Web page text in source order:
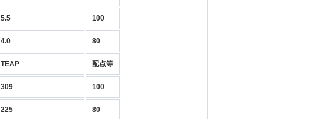
5.5 100
4.0 80
TEAP 配点等
309 100
225 80